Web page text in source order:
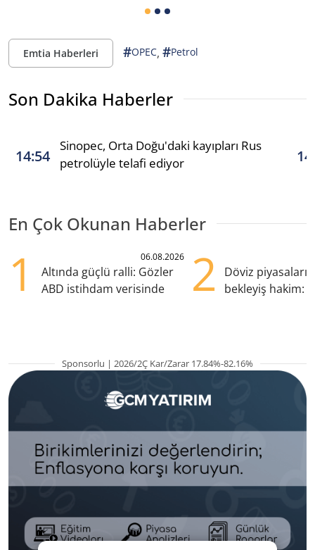
Emtia Haberleri #OPEC, #Petrol
Son Dakika Haberler
14:54
Sinopec, Orta Doğu'daki kayıpları Rus
petrolüyle telafi ediyor
En Çok Okunan Haberler
1 06.08.2026
Altında güçlü ralli: Gözler
ABD istihdam verisinde
2
Döviz
bekleyiş hakim:
Sponsorlu | 2026/2Ç Kar/Zarar 17.84%-82.16%